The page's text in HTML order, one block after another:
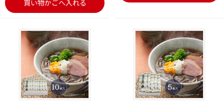
買い物かごへ入れる